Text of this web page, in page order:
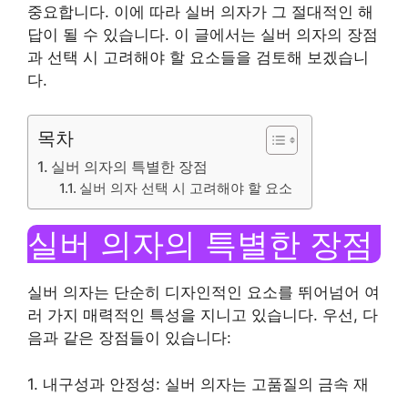
중요합니다. 이에 따라 실버 의자가 그 절대적인 해
답이 될 수 있습니다. 이 글에서는 실버 의자의 장점
과 선택 시 고려해야 할 요소들을 검토해 보겠습니
다.
목차
실버 의자의 특별한 장점
실버 의자 선택 시 고려해야 할 요소
실버 의자의 특별한 장점
실버 의자는 단순히 디자인적인 요소를 뛰어넘어 여
러 가지 매력적인 특성을 지니고 있습니다. 우선, 다
음과 같은 장점들이 있습니다:
1. 내구성과 안정성: 실버 의자는 고품질의 금속 재